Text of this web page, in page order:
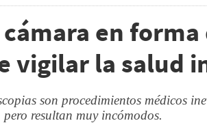
cámara en
vigilar la salud
son procedimientos médicos
resultan muy incómodos.